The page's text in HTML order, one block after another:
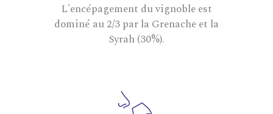
L'encépagement du vignoble est
dominé au 2/3 par la Grenache et la
Syrah (30%).